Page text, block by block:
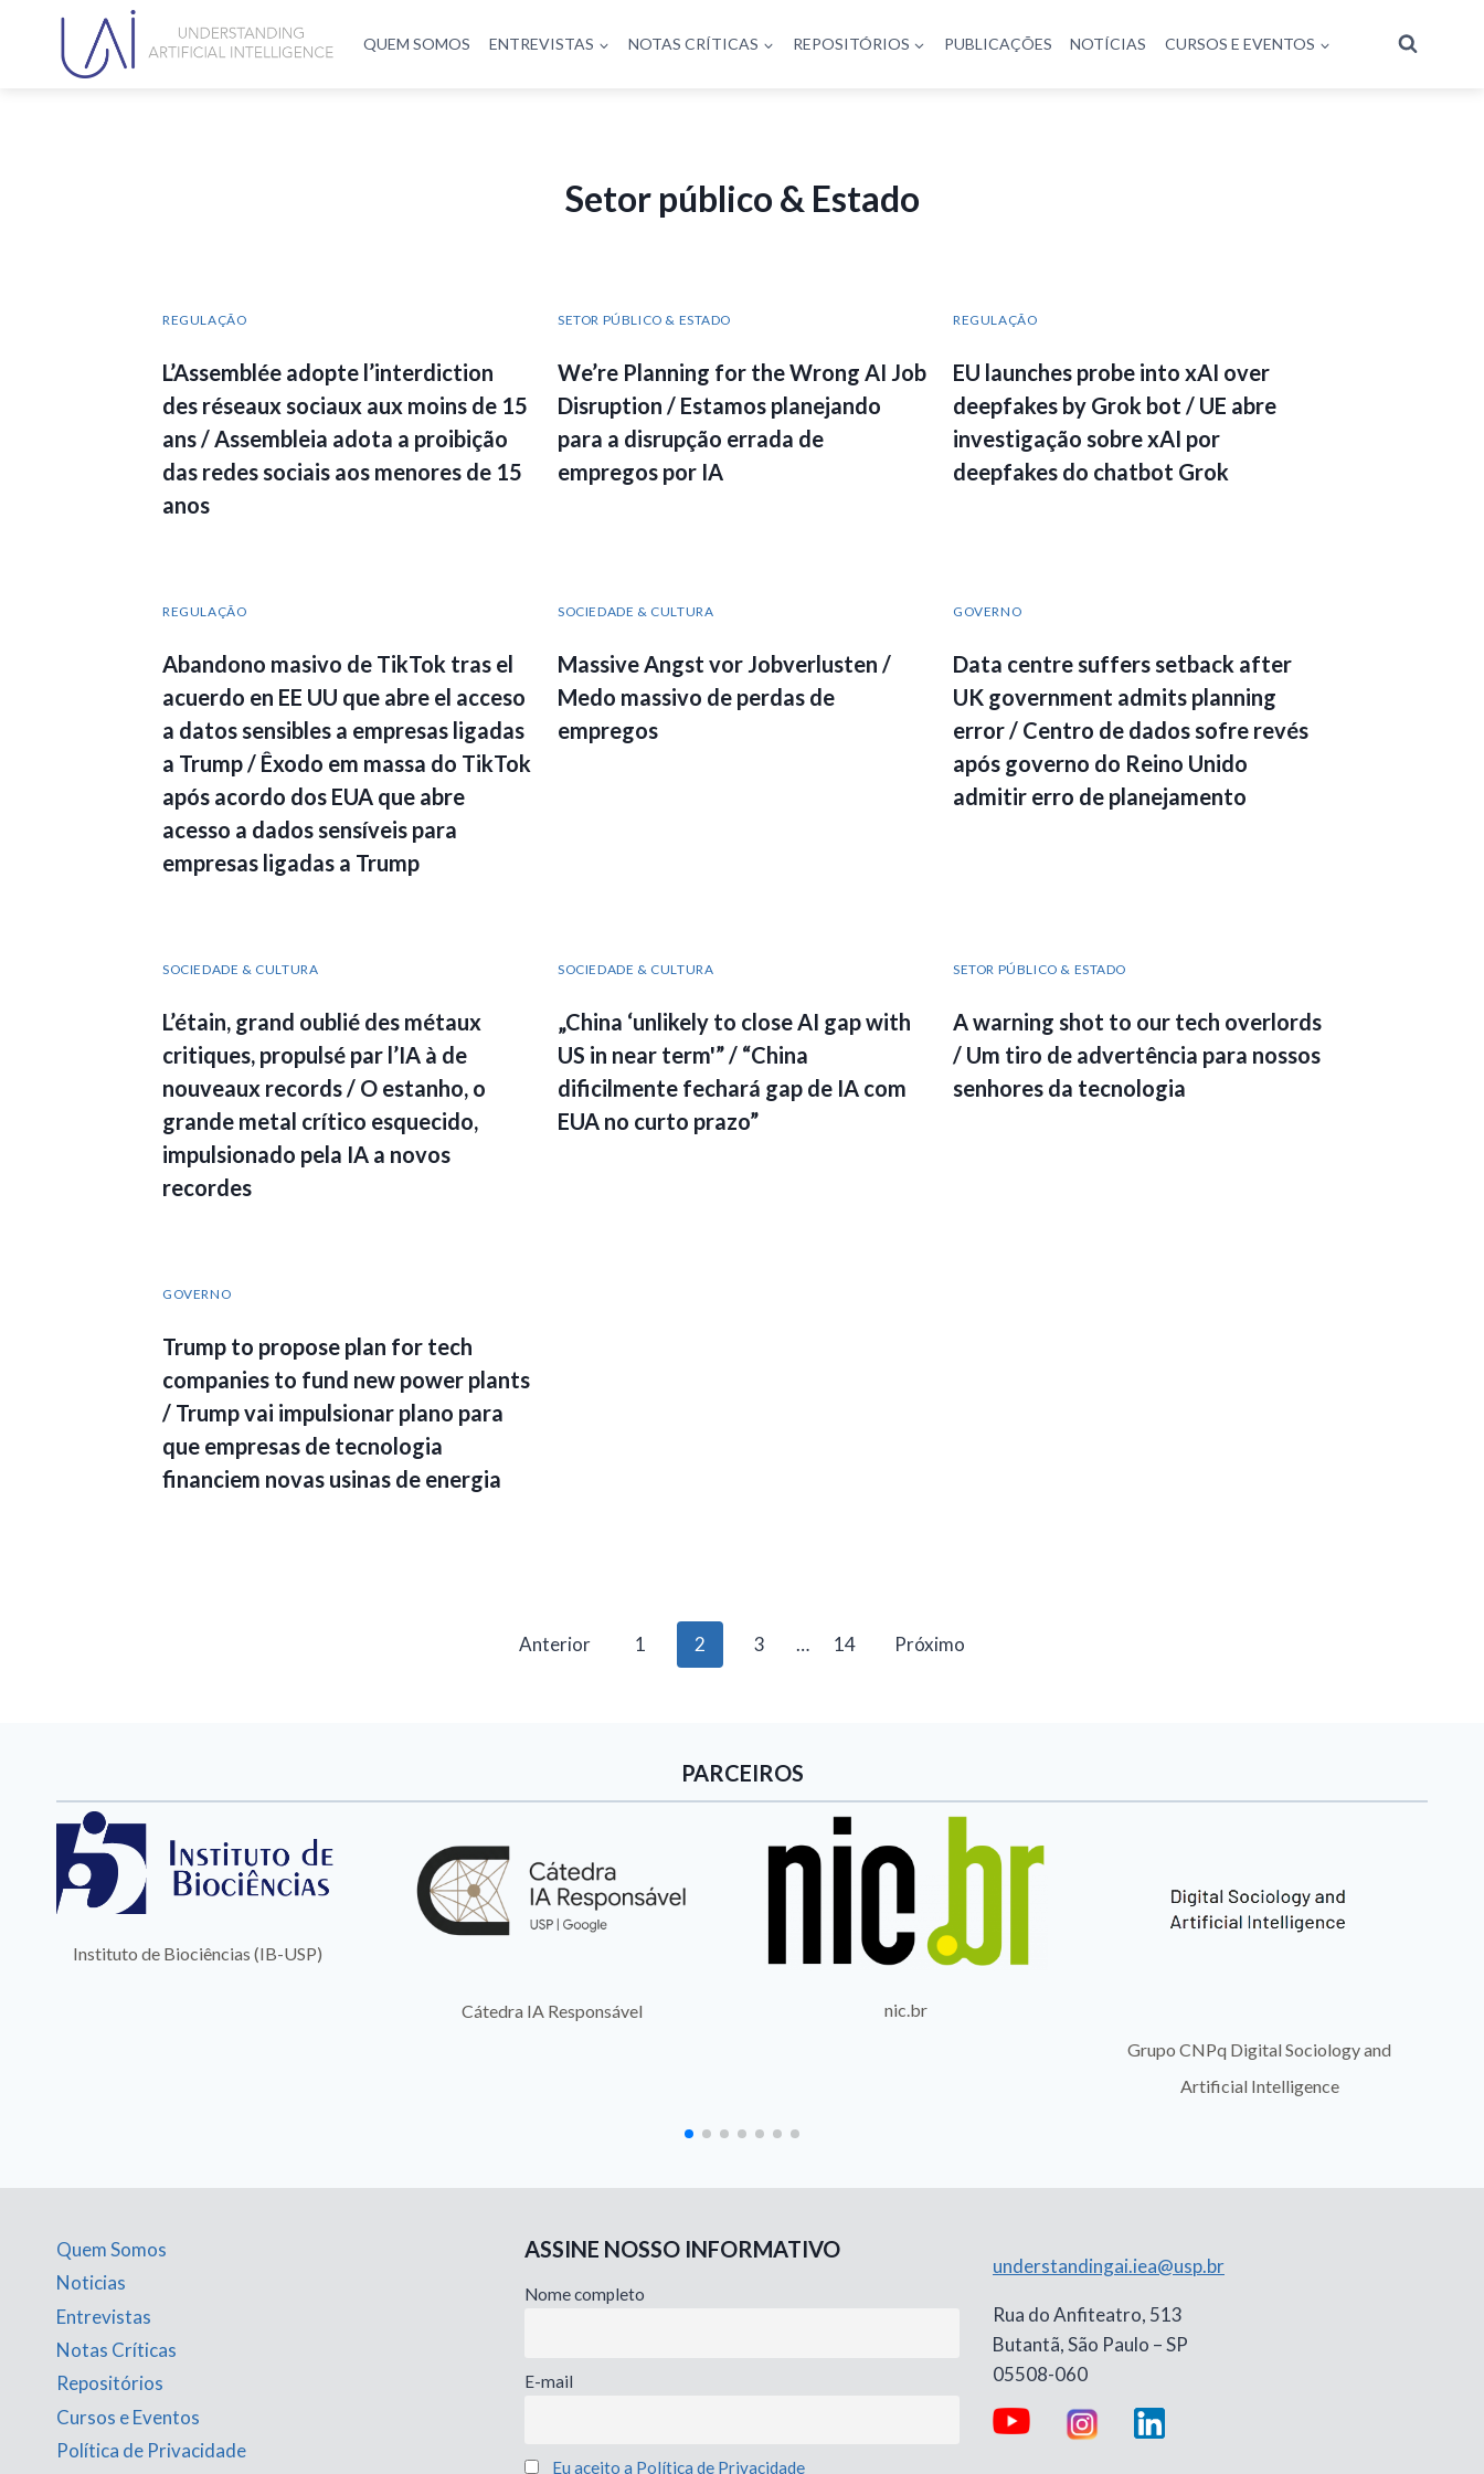
QUEM SOMOS ENTREVISTAS NOTAS CRÍTICAS REPOSITÓRIOS PUBLICAÇÕES NOTÍCIAS CURSOS E EVENTOS
Setor público & Estado
REGULAÇÃO
L’Assemblée adopte l’interdiction
des réseaux sociaux aux moins de 15
ans / Assembleia adota a proibição
das redes sociais aos menores de 15
anos
SETOR PÚBLICO & ESTADO
We’re Planning for the Wrong AI Job
Disruption / Estamos planejando
para a disrupção errada de
empregos por IA
REGULAÇÃO
EU launches probe into xAI over
deepfakes by Grok bot / UE abre
investigação sobre xAI por
deepfakes do chatbot Grok
REGULAÇÃO
Abandono masivo de TikTok tras el
acuerdo en EE UU que abre el acceso
a datos sensibles a empresas ligadas
a Trump / Êxodo em massa do TikTok
após acordo dos EUA que abre
acesso a dados sensíveis para
empresas ligadas a Trump
SOCIEDADE & CULTURA
Massive Angst vor Jobverlusten /
Medo massivo de perdas de
empregos
GOVERNO
Data centre suffers setback after
UK government admits planning
error / Centro de dados sofre revés
após governo do Reino Unido
admitir erro de planejamento
SOCIEDADE & CULTURA
L’étain, grand oublié des métaux
critiques, propulsé par l’IA à de
nouveaux records / O estanho, o
grande metal crítico esquecido,
impulsionado pela IA a novos
recordes
SOCIEDADE & CULTURA
„China ‘unlikely to close AI gap with
US in near term'” / “China
dificilmente fechará gap de IA com
EUA no curto prazo”
SETOR PÚBLICO & ESTADO
A warning shot to our tech overlords
/ Um tiro de advertência para nossos
senhores da tecnologia
GOVERNO
Trump to propose plan for tech
companies to fund new power plants
/ Trump vai impulsionar plano para
que empresas de tecnologia
financiem novas usinas de energia
Anterior 1 2 3 … 14 Próximo
PARCEIROS
de Biociências (IB-USP)
Cátedra IA Responsável
Grupo CNPq Digital Sociology and
Artificial Intelligence
Quem Somos
Noticias
Entrevistas
Notas Críticas
Repositórios
Cursos e Eventos
Política de Privacidade
ASSINE NOSSO INFORMATIVO
Nome completo
E-mail
Eu aceito a Política de Privacidade
understandingai.iea@usp.br
Rua do Anfiteatro, 513
Butantã, São Paulo – SP
05508-060